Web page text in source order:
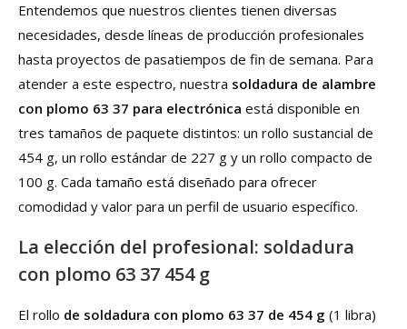
Entendemos que nuestros clientes tienen diversas
necesidades, desde líneas de producción profesionales
hasta proyectos de pasatiempos de fin de semana. Para
atender a este espectro, nuestra soldadura de alambre
con plomo 63 37 para electrónica está disponible en
tres tamaños de paquete distintos: un rollo sustancial de
454 g, un rollo estándar de 227 g y un rollo compacto de
100 g. Cada tamaño está diseñado para ofrecer
comodidad y valor para un perfil de usuario específico.
La elección del profesional: soldadura
con plomo 63 37 454 g
El rollo de soldadura con plomo 63 37 de 454 g (1 libra)